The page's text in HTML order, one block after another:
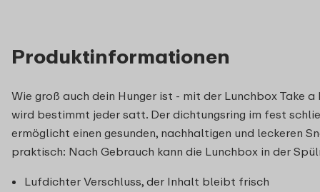
Produktinformationen
Wie groß auch dein Hunger ist - mit der Lunchbox Take
wird bestimmt jeder satt. Der dichtungsring im fest
ermöglicht einen gesunden, nachhaltigen und leckeren
praktisch: Nach Gebrauch kann die Lunchbox in der
Lufdichter Verschluss, der Inhalt bleibt frisch